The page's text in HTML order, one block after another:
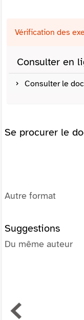
Vérification des
Consulter en
Consulter le
Se procurer le
Autre format
Suggestions
Du même auteur